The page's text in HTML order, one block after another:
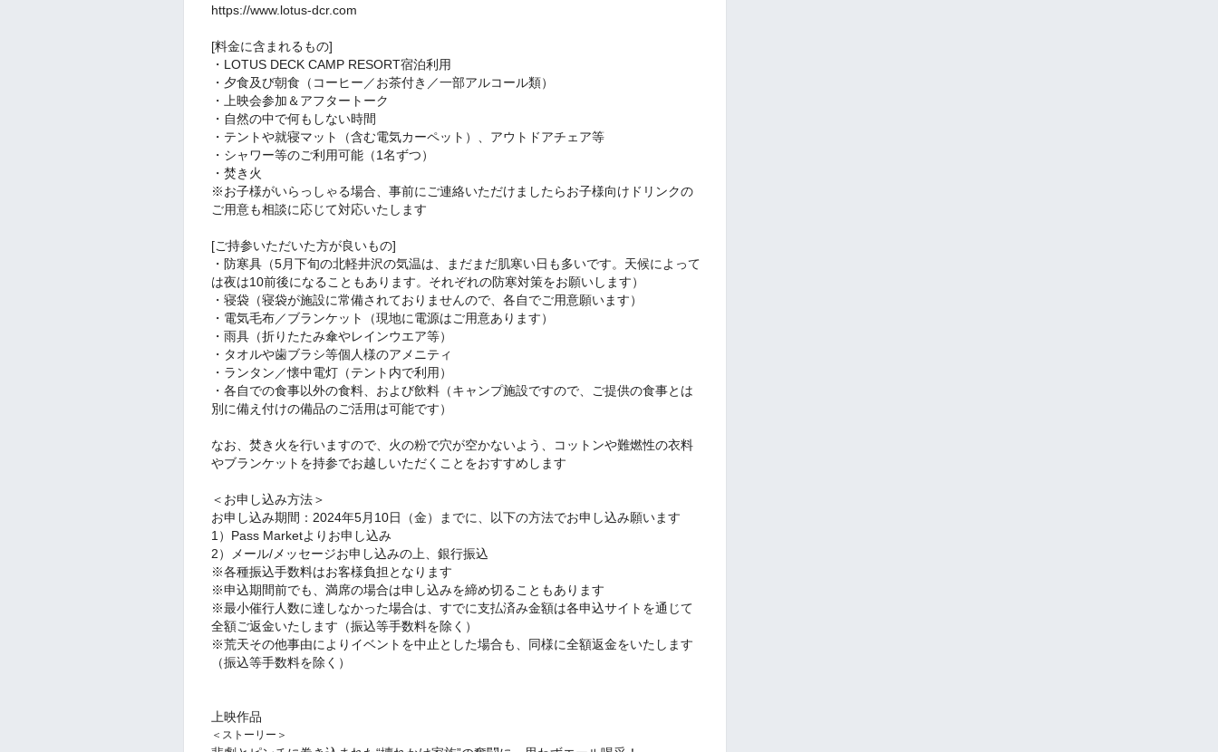
https://www.lotus-dcr.com
[料金に含まれるもの]
・LOTUS DECK CAMP RESORT宿泊利用
・夕食及び朝食（コーヒー／お茶付き／一部アルコール類）
・上映会参加＆アフタートーク
・自然の中で何もしない時間
・テントや就寝マット（含む電気カーペット）、アウトドアチェア等
・シャワー等のご利用可能（1名ずつ）
・焚き火
※お子様がいらっしゃる場合、事前にご連絡いただけましたらお子様向けドリンクの
ご用意も相談に応じて対応いたします
[ご持参いただいた方が良いもの]
・防寒具（5月下旬の北軽井沢の気温は、まだまだ肌寒い日も多いです。天候によって
は夜は10前後になることもあります。それぞれの防寒対策をお願いします）
・寝袋（寝袋が施設に常備されておりませんので、各自でご用意願います）
・電気毛布／ブランケット（現地に電源はご用意あります）
・雨具（折りたたみ傘やレインウエア等）
・タオルや歯ブラシ等個人様のアメニティ
・ランタン／懐中電灯（テント内で利用）
・各自での食事以外の食料、および飲料（キャンプ施設ですので、ご提供の食事とは
別に備え付けの備品のご活用は可能です）
なお、焚き火を行いますので、火の粉で穴が空かないよう、コットンや難燃性の衣料
やブランケットを持参でお越しいただくことをおすすめします
＜お申し込み方法＞
お申し込み期間：2024年5月10日（金）までに、以下の方法でお申し込み願います
1）Pass Marketよりお申し込み
2）メール/メッセージお申し込みの上、銀行振込
※各種振込手数料はお客様負担となります
※申込期間前でも、満席の場合は申し込みを締め切ることもあります
※最小催行人数に達しなかった場合は、すでに支払済み金額は各申込サイトを通じて
全額ご返金いたします（振込等手数料を除く）
※荒天その他事由によりイベントを中止とした場合も、同様に全額返金をいたします
（振込等手数料を除く）
︎上映作品
＜ストーリー＞